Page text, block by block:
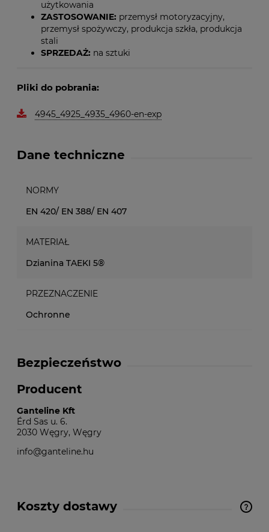
użytkowania
ZASTOSOWANIE: przemysł motoryzacyjny,
przemysł spożywczy, produkcja szkła, produkcja
stali
SPRZEDAŻ: na sztuki
Pliki do pobrania:
4945_4925_4935_4960-en-exp
Dane techniczne
NORMY
EN 420/ EN 388/ EN 407
MATERIAŁ
Dzianina TAEKI 5®
PRZEZNACZENIE
Ochronne
Bezpieczeństwo
Producent
Ganteline Kft
Érd Sas u. 6.
2030 Węgry, Węgry
info@ganteline.hu
Koszty dostawy
Cena nie zawiera ewentualnych kosztów płatności